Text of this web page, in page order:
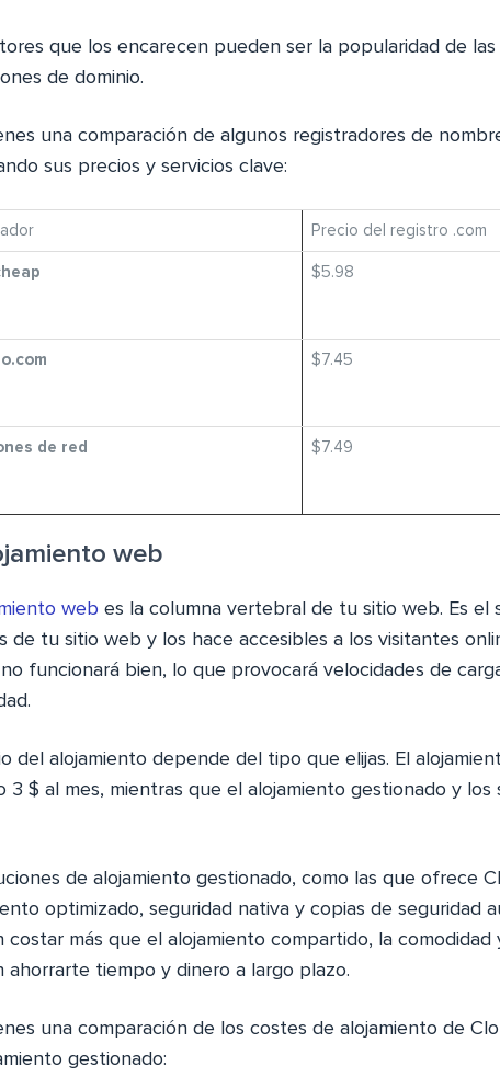
que los encarecen pueden ser la popularidad de
de dominio.
una comparación de algunos registradores de
sus precios y servicios clave:
Precio del registro .com
$5.98
$7.45
de red $7.49
web
web es la columna vertebral de tu sitio web. Es el
de tu sitio web y los hace accesibles a los visitantes
funcionará bien, lo que provocará velocidades de
del alojamiento depende del tipo que elijas. El
3 $ al mes, mientras que el alojamiento gestionado y los
de alojamiento gestionado, como las que ofrece
optimizado, seguridad nativa y copias de seguridad
costar más que el alojamiento compartido, la
ahorrarte tiempo y dinero a largo plazo.
una comparación de los costes de alojamiento de
gestionado: